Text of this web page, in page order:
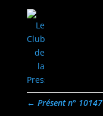
← Présent n° 10147